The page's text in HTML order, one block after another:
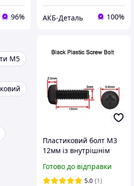
96% АКБ-Деталь 100%
М5
Пластиковий болт М3
12мм із внутрішнім
нейлоновий болт
M3*12 Nylon
Готово до відправки
5.0 (1)